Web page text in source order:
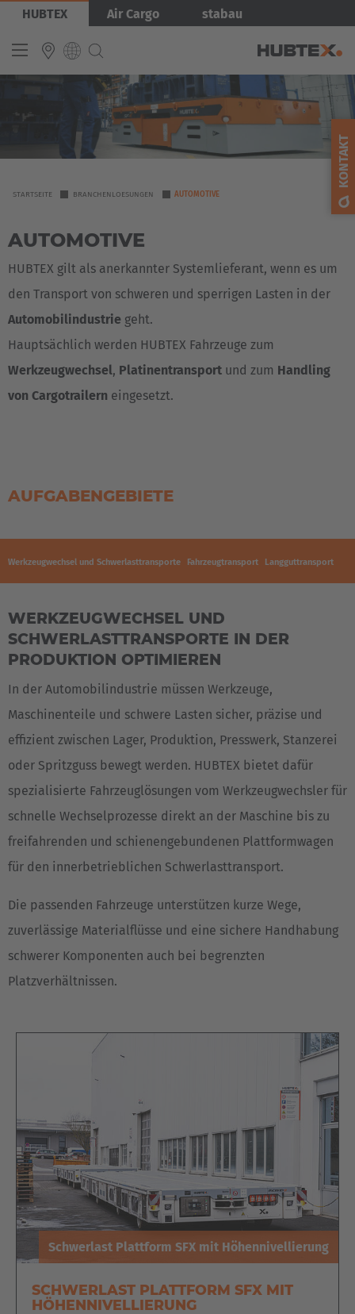
Direkt
Inhalt
HUBTEX Air Cargo stabau
INTERNATIONAL
Español
Bild
YOU
HERE
STARTSEITE BRANCHENLOESUNGEN AUTOMOTIVE
AUTOMOTIVE
HUBTEX gilt als anerkannter Systemlieferant, wenn es um
den Transport von schweren und sperrigen Lasten in der
Automobilindustrie geht.
Hauptsächlich werden HUBTEX Fahrzeuge zum
Werkzeugwechsel, Platinentransport und zum Handling
von Cargotrailern eingesetzt.
AUFGABENGEBIETE
Werkzeugwechsel und Schwerlasttransporte Fahrzeugtransport Langguttransport
WERKZEUGWECHSEL UND
SCHWERLASTTRANSPORTE IN DER
PRODUKTION OPTIMIEREN
In der Automobilindustrie müssen Werkzeuge,
Maschinenteile und schwere Lasten sicher, präzise und
effizient zwischen Lager, Produktion, Presswerk, Stanzerei
oder Spritzguss bewegt werden. HUBTEX bietet dafür
spezialisierte Fahrzeuglösungen vom Werkzeugwechsler für
schnelle Wechselprozesse direkt an der Maschine bis zu
freifahrenden und schienengebundenen Plattformwagen
für den innerbetrieblichen Schwerlasttransport.
Die passenden Fahrzeuge unterstützen kurze Wege,
zuverlässige Materialflüsse und eine sichere Handhabung
schwerer Komponenten auch bei begrenzten
Platzverhältnissen.
Schwerlast Plattform SFX mit Höhennivellierung
SCHWERLAST PLATTFORM SFX MIT
HÖHENNIVELLIERUNG
KONTAKT